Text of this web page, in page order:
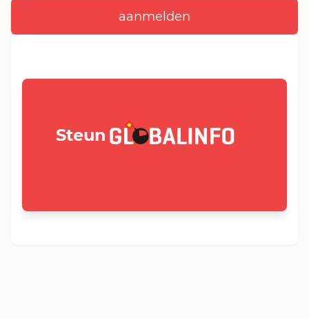
Steun GLOBALINFO.nl